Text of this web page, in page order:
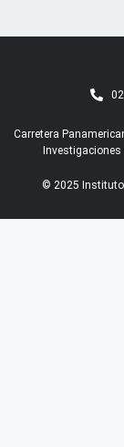
Carretera
Investigaciones
© 2025 Instituto